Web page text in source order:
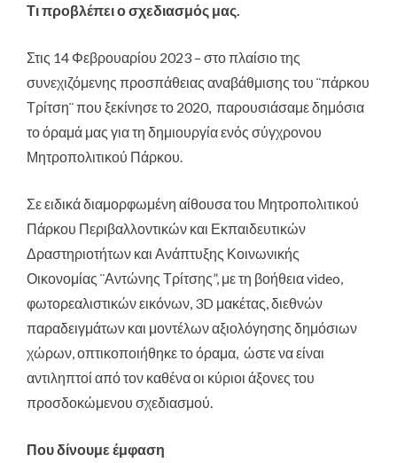
Τι προβλέπει ο σχεδιασμός μας.
Στις 14 Φεβρουαρίου 2023 – στο πλαίσιο της
συνεχιζόμενης προσπάθειας αναβάθμισης του ¨πάρκου
Τρίτση¨ που ξεκίνησε το 2020, παρουσιάσαμε δημόσια
το όραμά μας για τη δημιουργία ενός σύγχρονου
Μητροπολιτικού Πάρκου.
Σε ειδικά διαμορφωμένη αίθουσα του Μητροπολιτικού
Πάρκου Περιβαλλοντικών και Εκπαιδευτικών
Δραστηριοτήτων και Ανάπτυξης Κοινωνικής
Οικονομίας ¨Αντώνης Τρίτσης”, με τη βοήθεια video,
φωτορεαλιστικών εικόνων, 3D μακέτας, διεθνών
παραδειγμάτων και μοντέλων αξιολόγησης δημόσιων
χώρων, οπτικοποιήθηκε το όραμα, ώστε να είναι
αντιληπτοί από τον καθένα οι κύριοι άξονες του
προσδοκώμενου σχεδιασμού.
Που δίνουμε έμφαση